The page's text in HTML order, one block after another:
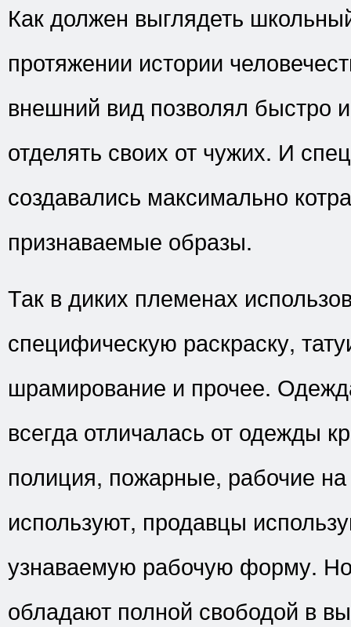
Как должен выглядеть
протяжении истории
внешний вид позволял быстро
отделять своих от чужих. И
создавались максимально
признаваемые образы.
Так в диких племенах
специфическую раскраску,
шрамирование и прочее.
всегда отличалась от одежды
полиция, пожарные, рабочие на
используют, продавцы
узнаваемую рабочую форму.
обладают полной свободой в